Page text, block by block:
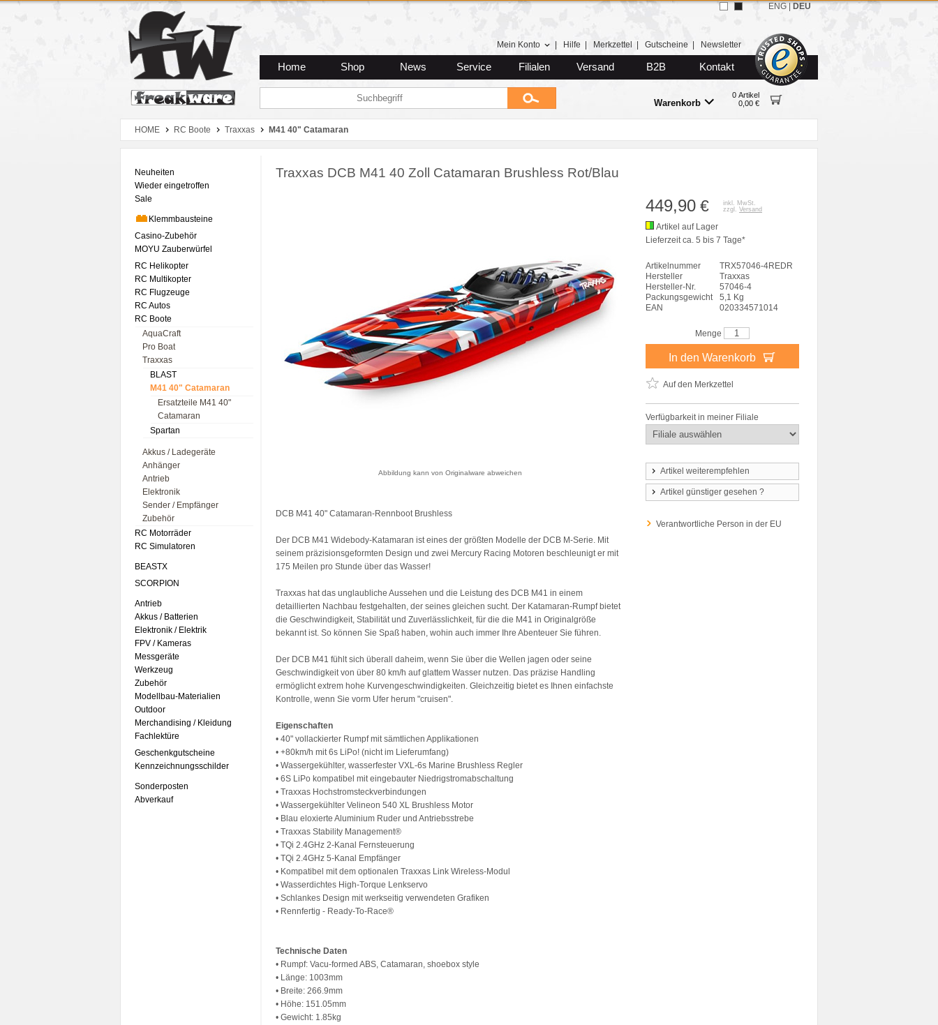
Zum Hauptmenue
Zum Seiteninhalt
Zum Warenkob
Mein Konto Hilfe Merkzettel Gutscheine Newsletter
Home Shop News Service Filialen Versand B2B Kontakt
Warenkorb
0 Artikel
0,00 €
ENG DEU
HOME RC Boote Traxxas M41 40" Catamaran
Neuheiten
Wieder eingetroffen
Sale
Klemmbausteine
Casino-Zubehör
MOYU Zauberwürfel
RC Helikopter
RC Multikopter
RC Flugzeuge
RC Autos
RC Boote
AquaCraft
Pro Boat
Traxxas
BLAST
M41 40" Catamaran
Ersatzteile M41 40"
Catamaran
Spartan
Akkus / Ladegeräte
Anhänger
Antrieb
Elektronik
Sender / Empfänger
Zubehör
RC Motorräder
RC Simulatoren
BEASTX
SCORPION
Antrieb
Akkus / Batterien
Elektronik / Elektrik
FPV / Kameras
Messgeräte
Werkzeug
Zubehör
Modellbau-Materialien
Outdoor
Merchandising / Kleidung
Fachlektüre
Geschenkgutscheine
Kennzeichnungsschilder
Sonderposten
Abverkauf
Traxxas DCB M41 40 Zoll Catamaran Brushless Rot/Blau
Abbildung kann von Originalware abweichen
DCB M41 40" Catamaran-Rennboot Brushless
Der DCB M41 Widebody-Katamaran ist eines der größten Modelle der DCB M-Serie. Mit
seinem präzisionsgeformten Design und zwei Mercury Racing Motoren beschleunigt er mit
175 Meilen pro Stunde über das Wasser!
Traxxas hat das unglaubliche Aussehen und die Leistung des DCB M41 in einem
detaillierten Nachbau festgehalten, der seines gleichen sucht. Der Katamaran-Rumpf bietet
die Geschwindigkeit, Stabilität und Zuverlässlichkeit, für die die M41 in Originalgröße
bekannt ist. So können Sie Spaß haben, wohin auch immer Ihre Abenteuer Sie führen.
Der DCB M41 fühlt sich überall daheim, wenn Sie über die Wellen jagen oder seine
Geschwindigkeit von über 80 km/h auf glattem Wasser nutzen. Das präzise Handling
ermöglicht extrem hohe Kurvengeschwindigkeiten. Gleichzeitig bietet es Ihnen einfachste
Kontrolle, wenn Sie vorm Ufer herum "cruisen".
Eigenschaften
• 40" vollackierter Rumpf mit sämtlichen Applikationen
• +80km/h mit 6s LiPo! (nicht im Lieferumfang)
• Wassergekühlter, wasserfester VXL-6s Marine Brushless Regler
• 6S LiPo kompatibel mit eingebauter Niedrigstromabschaltung
• Traxxas Hochstromsteckverbindungen
• Wassergekühlter Velineon 540 XL Brushless Motor
• Blau eloxierte Aluminium Ruder und Antriebsstrebe
• Traxxas Stability Management®
• TQi 2.4GHz 2-Kanal Fernsteuerung
• TQi 2.4GHz 5-Kanal Empfänger
• Kompatibel mit dem optionalen Traxxas Link Wireless-Modul
• Wasserdichtes High-Torque Lenkservo
• Schlankes Design mit werkseitig verwendeten Grafiken
• Rennfertig - Ready-To-Race®
Technische Daten
• Rumpf: Vacu-formed ABS, Catamaran, shoebox style
• Länge: 1003mm
• Breite: 266.9mm
• Höhe: 151.05mm
• Gewicht: 1.85kg
449,90 €
inkl. MwSt.
zzgl. Versand
Artikel auf Lager
Lieferzeit ca. 5 bis 7 Tage*
Artikelnummer
TRX57046-4REDR
Hersteller
Traxxas
Hersteller-Nr.
57046-4
Packungsgewicht
5,1 Kg
EAN
020334571014
Menge
In den Warenkorb
Auf den Merkzettel
Verfügbarkeit in meiner Filiale
Artikel weiterempfehlen
Artikel günstiger gesehen ?
Verantwortliche Person in der EU